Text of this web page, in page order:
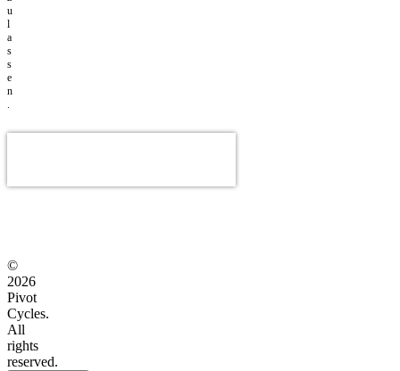
u
l
a
s
s
e
n
.
©
2026
Pivot
Cycles.
All
rights
reserved.